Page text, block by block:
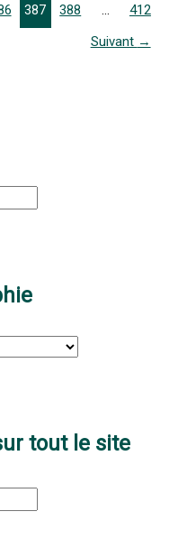
387 388 …
412
Suivant →
tout le site